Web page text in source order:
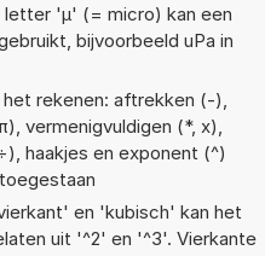
letter 'µ' (= micro) kan een
bijvoorbeeld uPa in
rekenen: aftrekken (-),
vermenigvuldigen (*, x),
haakjes en exponent (^)
en 'kubisch' kan het
uit '^2' en '^3'. Vierkante